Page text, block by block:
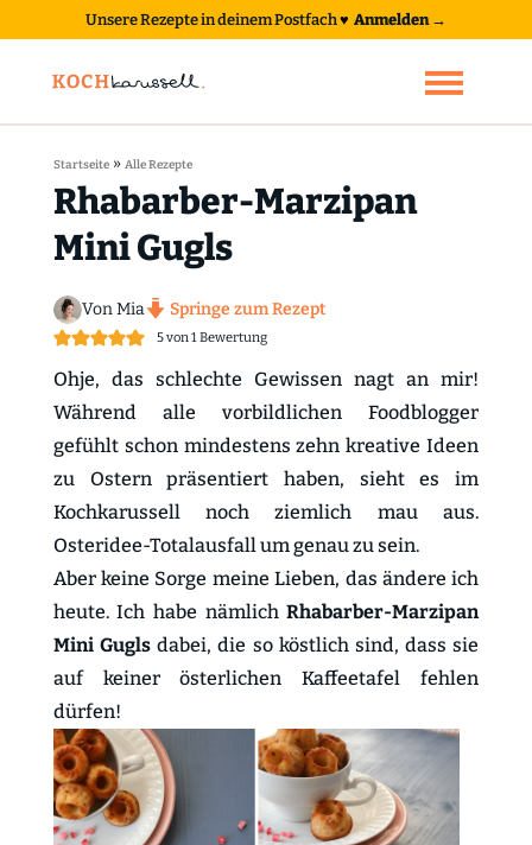
Unsere Rezepte in deinem Postfach♥ Anmelden →
Startseite» Alle Rezepte
Rhabarber-Marzipan
Mini Gugls
Von Mia Springe zum Rezept
5von 1 Bewertung
Ohje, das schlechte Gewissen nagt an mir!
Während alle vorbildlichen Foodblogger
gefühlt schon mindestens zehn kreative Ideen
zu Ostern präsentiert haben, sieht es im
Kochkarussell noch ziemlich mau aus.
Osteridee-Totalausfall um genau zu sein.
Aber keine Sorge meine Lieben, das ändere ich
heute. Ich habe nämlichRhabarber-Marzipan
Mini Guglsdabei, die so köstlich sind, dass sie
auf keiner österlichen Kaffeetafel fehlen
dürfen!